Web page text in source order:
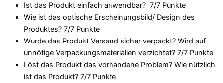
Ist das Produkt einfach anwendbar? 7/7 Punkte
Wie ist das optische Erscheinungsbild/ Design des
Produktes? 7/7 Punkte
Wurde das Produkt Versand sicher verpackt? Wird auf
unnötige Verpackungsmaterialien verzichtet? 7/7 Punkte
Löst das Produkt das vorhandene Problem? Wie nützlich
ist das Produkt? 7/7 Punkte